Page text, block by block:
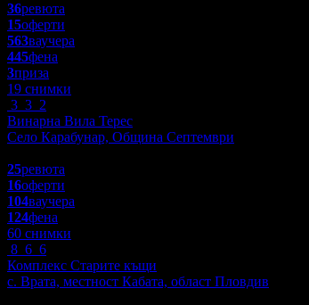
36ревюта
15оферти
563ваучера
445фена
3приза
19 снимки
3 3 2
Винарна Вила Терес
Село Карабунар, Община Септември
25ревюта
16оферти
104ваучера
124фена
60 снимки
8 6 6
Комплекс Старите къщи
с. Врата, местност Кабата, област Пловдив